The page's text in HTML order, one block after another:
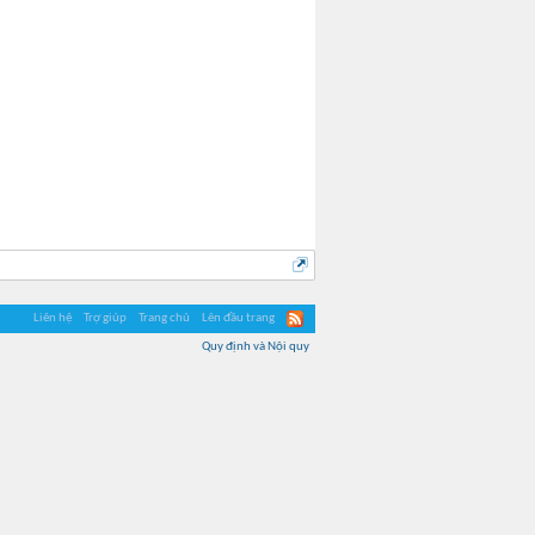
Liên hệ Trợ giúp Trang chủ Lên đầu trang
Quy định và Nội quy